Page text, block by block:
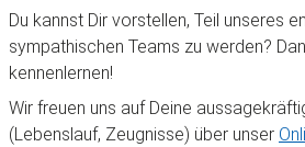
Du kannst Dir vorstellen, Teil unseres
sympathischen Teams zu werden?
kennenlernen!
Wir freuen uns auf Deine
(Lebenslauf, Zeugnisse) über unser